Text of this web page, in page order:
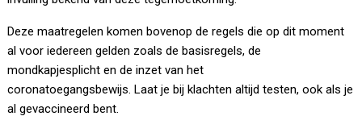
Deze maatregelen komen bovenop de regels die op dit moment
al voor iedereen gelden zoals de basisregels, de
mondkapjesplicht en de inzet van het
coronatoegangsbewijs. Laat je bij klachten altijd testen, ook als je
al gevaccineerd bent.